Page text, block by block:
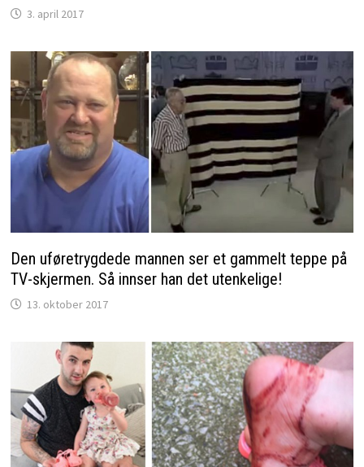
3. april 2017
Den uføretrygdede mannen ser et gammelt teppe på
TV-skjermen. Så innser han det utenkelige!
13. oktober 2017